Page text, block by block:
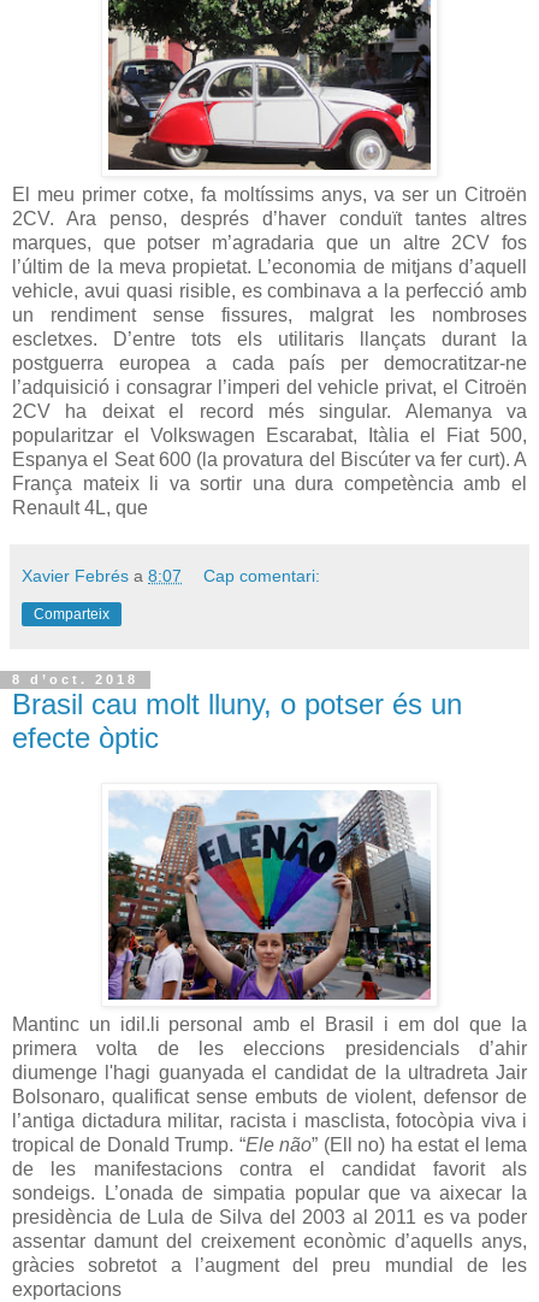
El meu primer cotxe, fa moltíssims anys, va ser un Citroën
2CV. Ara penso, després d’haver conduït tantes altres
marques, que potser m’agradaria que un altre 2CV fos
l’últim de la meva propietat. L’economia de mitjans d’aquell
vehicle, avui quasi risible, es combinava a la perfecció amb
un rendiment sense fissures, malgrat les nombroses
escletxes. D’entre tots els utilitaris llançats durant la
postguerra europea a cada país per democratitzar-ne
l’adquisició i consagrar l’imperi del vehicle privat, el Citroën
2CV ha deixat el record més singular. Alemanya va
popularitzar el Volkswagen Escarabat, Itàlia el Fiat 500,
Espanya el Seat 600 (la provatura del Biscúter va fer curt). A
França mateix li va sortir una dura competència amb el
Renault 4L, que
Xavier Febrés a 8:07 Cap comentari:
Comparteix
8 d’oct. 2018
Brasil cau molt lluny, o potser és un
efecte òptic
Mantinc un idil.li personal amb el Brasil i em dol que la
primera volta de les eleccions presidencials d’ahir
diumenge l'hagi guanyada el candidat de la ultradreta Jair
Bolsonaro, qualificat sense embuts de violent, defensor de
l’antiga dictadura militar, racista i masclista, fotocòpia viva i
tropical de Donald Trump. “Ele não” (Ell no) ha estat el lema
de les manifestacions contra el candidat favorit als
sondeigs. L’onada de simpatia popular que va aixecar la
presidència de Lula de Silva del 2003 al 2011 es va poder
assentar damunt del creixement econòmic d’aquells anys,
gràcies sobretot a l’augment del preu mundial de les
exportacions